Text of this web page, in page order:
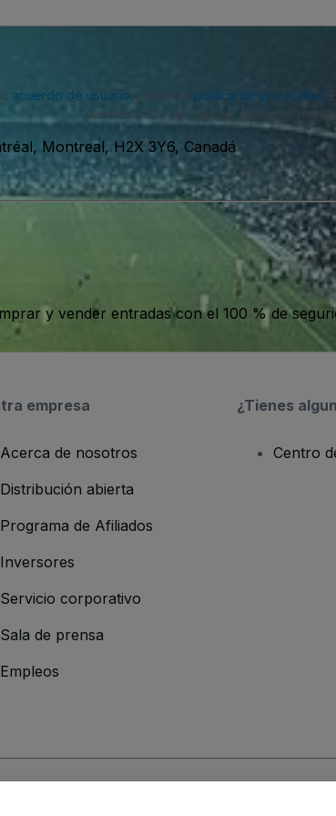
acuerdo de usuario política de privacidad
puedes darte de baja en cualquier
Montreal, H2X 3Y6, Canadá
y vender entradas con el 100 % de
empresa
Acerca de nosotros
Distribución abierta
Programa de Afiliados
Inversores
Servicio corporativo
Sala de prensa
Empleos
¿Tienes
Centro